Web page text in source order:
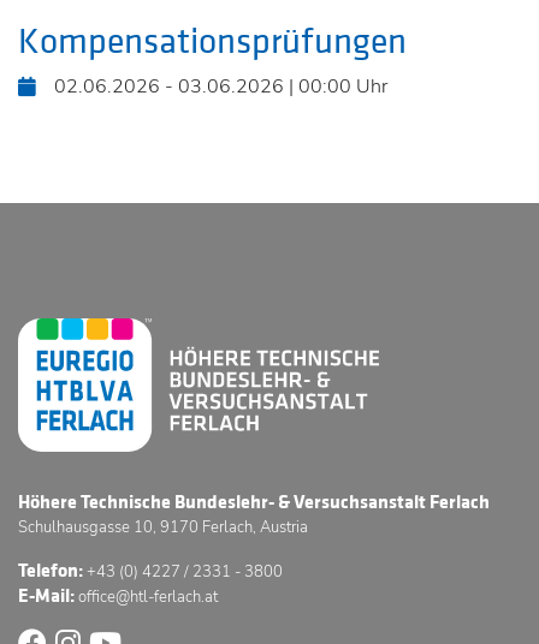
Kompensationsprüfungen
02.06.2026 - 03.06.2026 | 00:00 Uhr
Höhere Technische Bundeslehr- & Versuchsanstalt Ferlach
Schulhausgasse 10, 9170 Ferlach, Austria
Telefon:+43 (0) 4227 / 2331 - 3800
E-Mail:office@htl-ferlach.at